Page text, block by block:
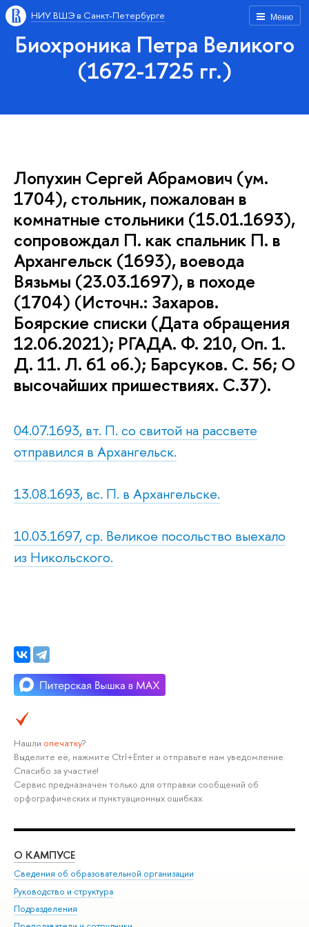
Меню
НИУ ВШЭ в Санкт-Петербурге
Биохроника Петра Великого
(1672-1725 гг.)
Лопухин Сергей Абрамович (ум.
1704), стольник, пожалован в
комнатные стольники (15.01.1693),
сопровождал П. как спальник П. в
Архангельск (1693), воевода
Вязьмы (23.03.1697), в походе
(1704) (Источн.: Захаров.
Боярские списки (Дата обращения
12.06.2021); РГАДА. Ф. 210, Оп. 1.
Д. 11. Л. 61 об.); Барсуков. С. 56; О
высочайших пришествиях. С.37).
04.07.1693, вт. П. со свитой на рассвете
отправился в Архангельск.
13.08.1693, вс. П. в Архангельске.
10.03.1697, ср. Великое посольство выехало
из Никольского.
Нашли опечатку?
Выделите её, нажмите Ctrl+Enter и отправьте нам уведомление.
Спасибо за участие!
Сервис предназначен только для отправки сообщений об
орфографических и пунктуационных ошибках.
О КАМПУСЕ
Сведения об образовательной организации
Руководство и структура
Подразделения